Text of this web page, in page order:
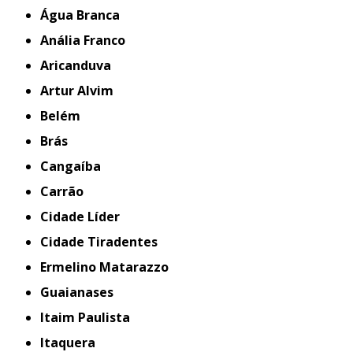
Água Branca
Anália Franco
Aricanduva
Artur Alvim
Belém
Brás
Cangaíba
Carrão
Cidade Líder
Cidade Tiradentes
Ermelino Matarazzo
Guaianases
Itaim Paulista
Itaquera